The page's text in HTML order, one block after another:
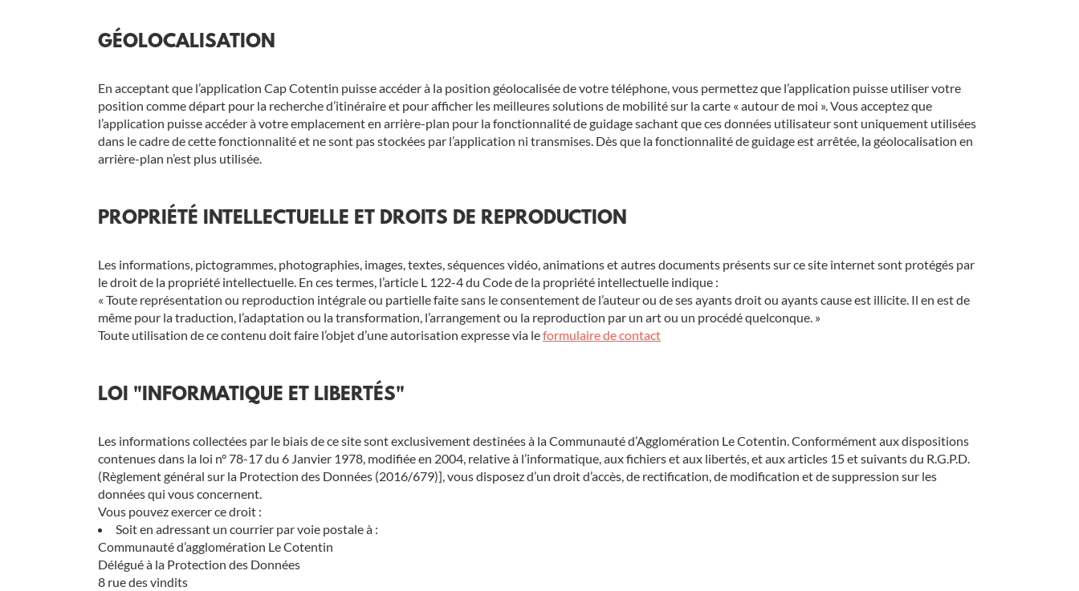
GÉOLOCALISATION
En acceptant que l’application Cap Cotentin puisse accéder à la position géolocalisée de votre téléphone, vous permettez que l’application puisse utiliser votre
position comme départ pour la recherche d’itinéraire et pour afficher les meilleures solutions de mobilité sur la carte « autour de moi ». Vous acceptez que
l’application puisse accéder à votre emplacement en arrière-plan pour la fonctionnalité de guidage sachant que ces données utilisateur sont uniquement utilisées
dans le cadre de cette fonctionnalité et ne sont pas stockées par l’application ni transmises. Dès que la fonctionnalité de guidage est arrêtée, la géolocalisation en
arrière-plan n’est plus utilisée.
PROPRIÉTÉ INTELLECTUELLE ET DROITS DE REPRODUCTION
Les informations, pictogrammes, photographies, images, textes, séquences vidéo, animations et autres documents présents sur ce site internet sont protégés par
le droit de la propriété intellectuelle. En ces termes, l’article L 122-4 du Code de la propriété intellectuelle indique :
« Toute représentation ou reproduction intégrale ou partielle faite sans le consentement de l’auteur ou de ses ayants droit ou ayants cause est illicite. Il en est de
même pour la traduction, l’adaptation ou la transformation, l’arrangement ou la reproduction par un art ou un procédé quelconque. »
Toute utilisation de ce contenu doit faire l’objet d’une autorisation expresse via leformulaire de contact
LOI "INFORMATIQUE ET LIBERTÉS"
Les informations collectées par le biais de ce site sont exclusivement destinées à la Communauté d’Agglomération Le Cotentin. Conformément aux dispositions
contenues dans la loi n° 78-17 du 6 Janvier 1978, modifiée en 2004, relative à l’informatique, aux fichiers et aux libertés, et aux articles 15 et suivants du R.G.P.D.
(Règlement général sur la Protection des Données (2016/679)], vous disposez d’un droit d’accès, de rectification, de modification et de suppression sur les
données qui vous concernent.
Vous pouvez exercer ce droit :
Soit en adressant un courrier par voie postale à :
Communauté d’agglomération Le Cotentin
Délégué à la Protection des Données
8 rue des vindits